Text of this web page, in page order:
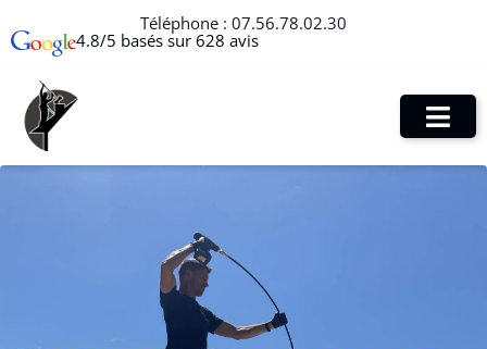
Téléphone : 07.56.78.02.30
4.8/5 basés sur 628 avis